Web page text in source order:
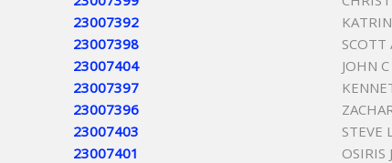
23007392
23007398
SCOTT
23007404
JOHN
23007397
23007396
23007403
STEVE
23007401
OSIRIS